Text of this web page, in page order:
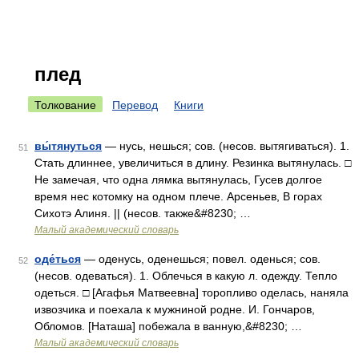
плед
Толкование Перевод Книги
51 вы́тянуться — нусь, нешься; сов. (несов. вытягиваться). 1.
Стать длиннее, увеличиться в длину. Резинка вытянулась. □
Не замечая, что одна лямка вытянулась, Гусев долгое
время нес котомку на одном плече. Арсеньев, В горах
Сихотэ Алиня. || (несов. также&#8230; …
Малый академический словарь
52 оде́ться — оденусь, оденешься; повел. оденься; сов.
(несов. одеваться). 1. Облечься в какую л. одежду. Тепло
одеться. □ [Агафья Матвеевна] торопливо оделась, наняла
извозчика и поехала к мужниной родне. И. Гончаров,
Обломов. [Наташа] побежала в ванную,&#8230; …
Малый академический словарь